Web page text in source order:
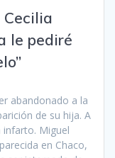
Cecilia
le pediré
abandonado a la
de su hija. A
Miguel
en Chaco,